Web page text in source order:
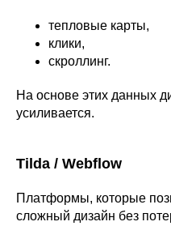
тепловые карты,
клики,
скроллинг.
На основе этих данных
усиливается.
Tilda / Webflow
Платформы, которые
сложный дизайн без